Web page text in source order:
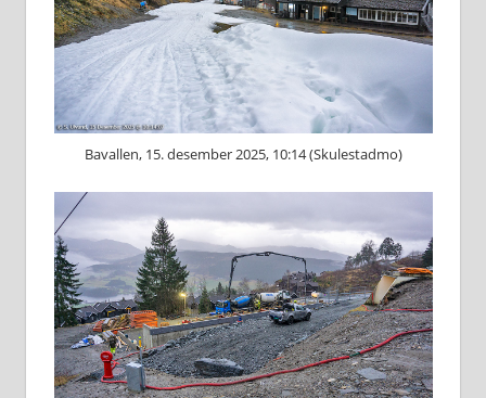
Bavallen, 15. desember 2025, 10:14 (Skulestadmo)